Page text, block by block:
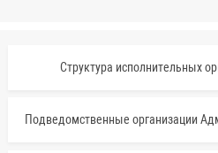
Структура исполнительных
Подведомственные организации